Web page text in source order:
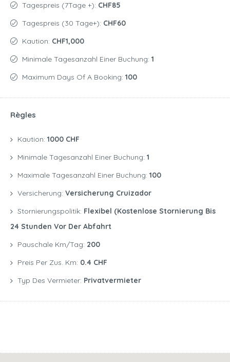
Tagespreis (7Tage +): CHF85
Tagespreis (30 Tage+): CHF60
Kaution: CHF1,000
Minimale Tagesanzahl Einer Buchung: 1
Maximum Days Of A Booking: 100
Règles
Kaution: 1000 CHF
Minimale Tagesanzahl Einer Buchung: 1
Maximale Tagesanzahl Einer Buchung: 100
Versicherung: Versicherung Cruizador
Stornierungspolitik: Flexibel (kostenlose Stornierung Bis
24 Stunden Vor Der Abfahrt
Pauschale Km/Tag: 200
Preis Per Zus. Km: 0.4 CHF
Typ Des Vermieter: Privatvermieter